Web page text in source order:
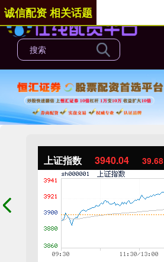
上证指数 3940.04 39.68
诚信配资 相关话题